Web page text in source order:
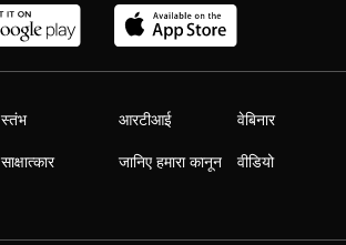
स्तंभ
साक्षात्कार
आरटीआई
जानिए हमारा कानून
वेबिनार
वीडियो